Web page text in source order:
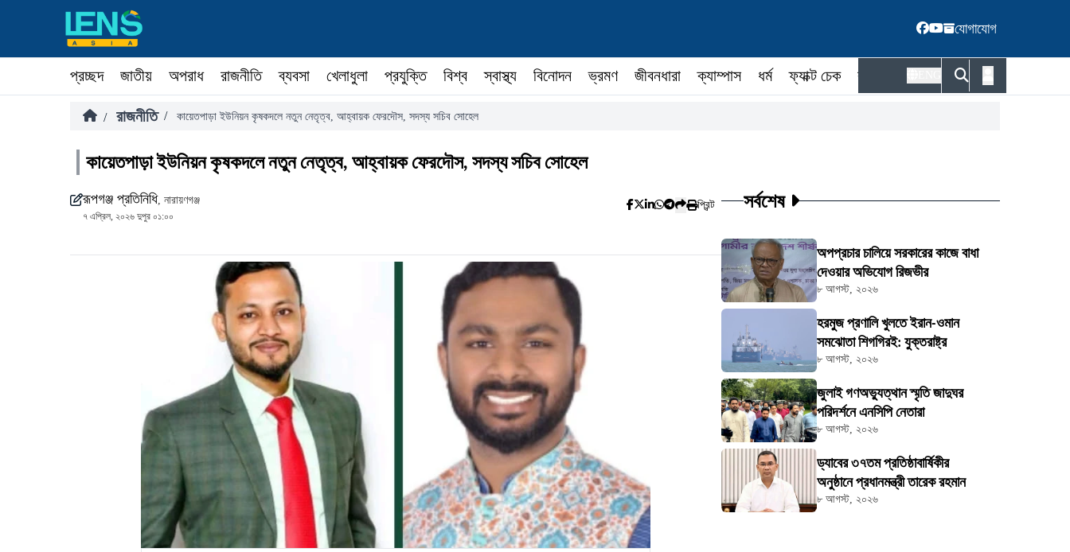
যোগাযোগ
প্রচ্ছদ জাতীয় অপরাধ রাজনীতি ব্যবসা খেলাধুলা প্রযুক্তি বিশ্ব স্বাস্থ্য বিনোদন ভ্রমণ জীবনধারা ক্যাম্পাস ধর্ম ফ্যাক্ট চেক কর্মকর্তা
/ রাজনীতি / কায়েতপাড়া ইউনিয়ন কৃষকদলে নতুন নেতৃত্ব, আহ্বায়ক ফেরদৌস, সদস্য সচিব সোহেল
কায়েতপাড়া ইউনিয়ন কৃষকদলে নতুন নেতৃত্ব, আহ্বায়ক ফেরদৌস, সদস্য সচিব সোহেল
রূপগঞ্জ প্রতিনিধি, নারায়ণগঞ্জ
৭ এপ্রিল, ২০২৬ দুপুর ০১:০০
প্রিন্ট সর্বশেষ
অপপ্রচার চালিয়ে সরকারের কাজে বাধা
দেওয়ার অভিযোগ রিজভীর
৮ আগস্ট, ২০২৬
হরমুজ প্রণালি খুলতে ইরান-ওমান
সমঝোতা শিগগিরই: যুক্তরাষ্ট্র
৮ আগস্ট, ২০২৬
জুলাই গণঅভ্যুত্থান স্মৃতি জাদুঘর
পরিদর্শনে এনসিপি নেতারা
৮ আগস্ট, ২০২৬
ড্যাবের ৩৭তম প্রতিষ্ঠাবার্ষিকীর
অনুষ্ঠানে প্রধানমন্ত্রী তারেক রহমান
৮ আগস্ট, ২০২৬